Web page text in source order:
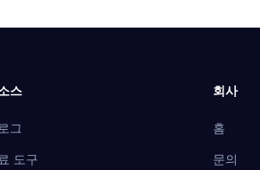
스
그
도구
회사
홈
문의